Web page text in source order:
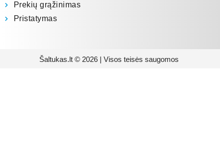
Prekių grąžinimas
Pristatymas
Šaltukas.lt © 2026 | Visos teisės saugomos